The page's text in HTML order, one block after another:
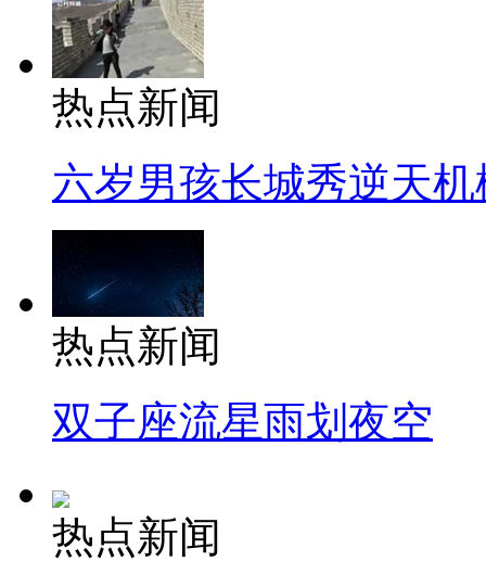
热点新闻
六岁男孩长城秀逆天机
热点新闻
双子座流星雨划夜空
热点新闻